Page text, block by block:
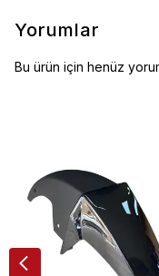
Yorumlar
Bu ürün için henüz